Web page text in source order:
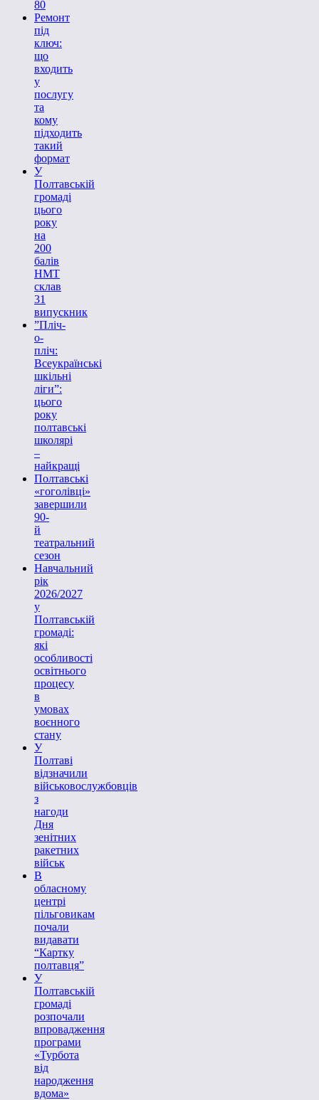
80
Ремонт
під
ключ:
що
входить
у
послугу
та
кому
підходить
такий
формат
У
Полтавській
громаді
цього
року
на
200
балів
НМТ
склав
31
випускник
”Пліч-
о-
пліч:
Всеукраїнські
шкільні
ліги”:
цього
року
полтавські
школярі
–
найкращі
Полтавські
«гоголівці»
завершили
90-
й
театральний
сезон
Навчальний
рік
2026/2027
у
Полтавській
громаді:
які
особливості
освітнього
процесу
в
умовах
воєнного
стану
У
Полтаві
відзначили
військовослужбовців
з
нагоди
Дня
зенітних
ракетних
військ
В
обласному
центрі
пільговикам
почали
видавати
“Картку
полтавця”
У
Полтавській
громаді
розпочали
впровадження
програми
«Турбота
від
народження
вдома»